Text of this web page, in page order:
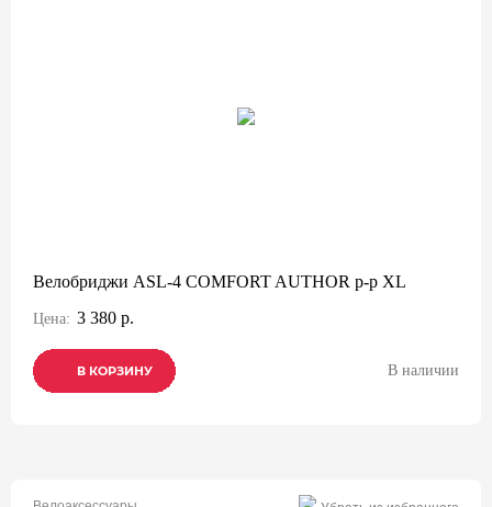
Велобриджи ASL-4 COMFORT AUTHOR р-р XL
Цена: 3 380 р.
В КОРЗИНУ
В КОРЗИНУ
В КОРЗИНУ В наличии